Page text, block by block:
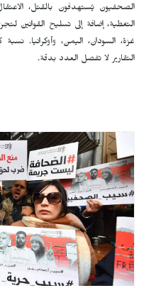
الصحفيون يُستهدفون بالقتل،
التغطية، إضافة إلى تسليح القوانين
غزة، السودان، اليمن، وأوكرانيا.
التقارير لا تفصل العدد بدقة.